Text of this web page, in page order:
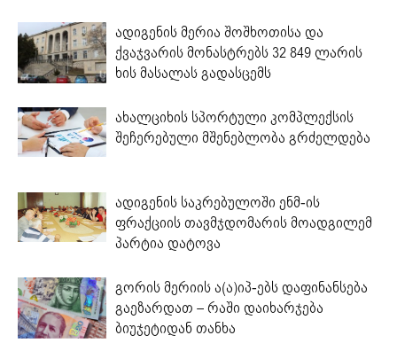
ადიგენის მერია შოშხოთისა და
ქვაჯვარის მონასტრებს 32 849 ლარის
ხის მასალას გადასცემს
ახალციხის სპორტული კომპლექსის
შეჩერებული მშენებლობა გრძელდება
ადიგენის საკრებულოში ენმ-ის
ფრაქციის თავმჯდომარის მოადგილემ
პარტია დატოვა
გორის მერიის ა(ა)იპ-ებს დაფინანსება
გაეზარდათ – რაში დაიხარჯება
ბიუჯეტიდან თანხა